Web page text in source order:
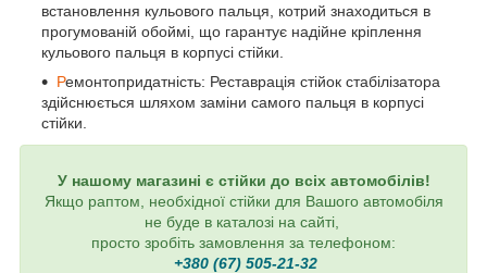
встановлення кульового пальця, котрий знаходиться в
прогумованій обоймі, що гарантує надійне кріплення
кульового пальця в корпусі стійки.
Ремонтопридатність: Реставрація стійок стабілізатора
здійснюється шляхом заміни самого пальця в корпусі
стійки.
У нашому магазині є стійки до всіх автомобілів!
Якщо раптом, необхідної стійки для Вашого автомобіля
не буде в каталозі на сайті,
просто зробіть замовлення за телефоном:
+380 (67) 505-21-32